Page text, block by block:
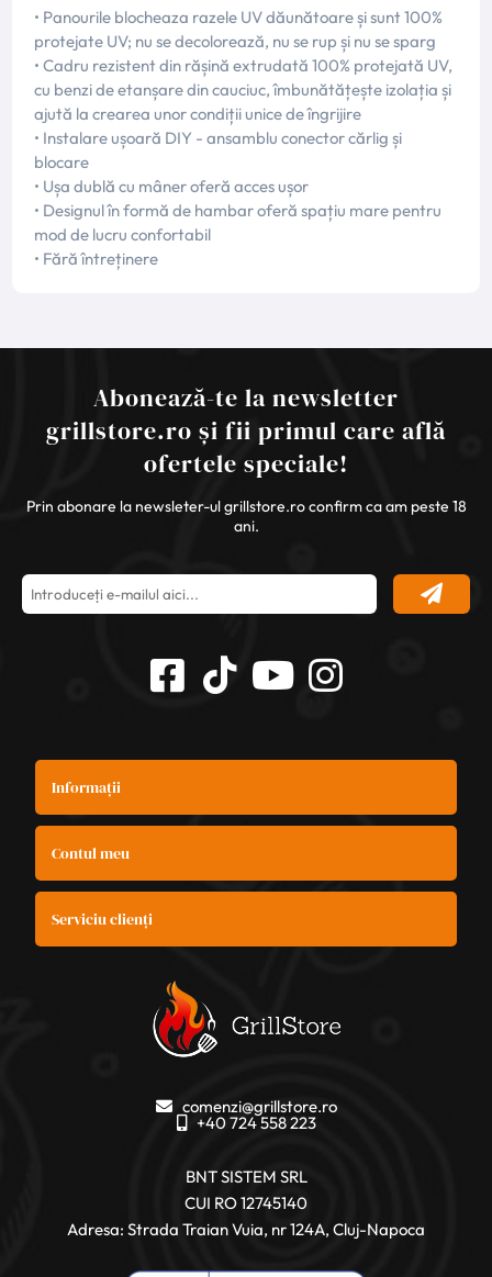
• Panourile blocheaza razele UV dăunătoare și sunt 100%
protejate UV; nu se decolorează, nu se rup și nu se sparg
• Cadru rezistent din rășină extrudată 100% protejată UV,
cu benzi de etanșare din cauciuc, îmbunătățește izolația și
ajută la crearea unor condiții unice de îngrijire
• Instalare ușoară DIY - ansamblu conector cărlig și
blocare
• Ușa dublă cu mâner oferă acces ușor
• Designul în formă de hambar oferă spațiu mare pentru
mod de lucru confortabil
• Fără întreținere
Abonează-te la newsletter
grillstore.ro și fii primul care află
ofertele speciale!
Prin abonare la newsleter-ul grillstore.ro confirm ca am peste 18
ani.
Informații
Contul meu
Serviciu clienți
comenzi@grillstore.ro
+40 724 558 223
BNT SISTEM SRL
CUI RO 12745140
Adresa: Strada Traian Vuia, nr 124A, Cluj-Napoca